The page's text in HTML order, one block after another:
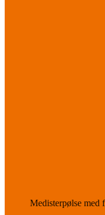
Medisterpølse med